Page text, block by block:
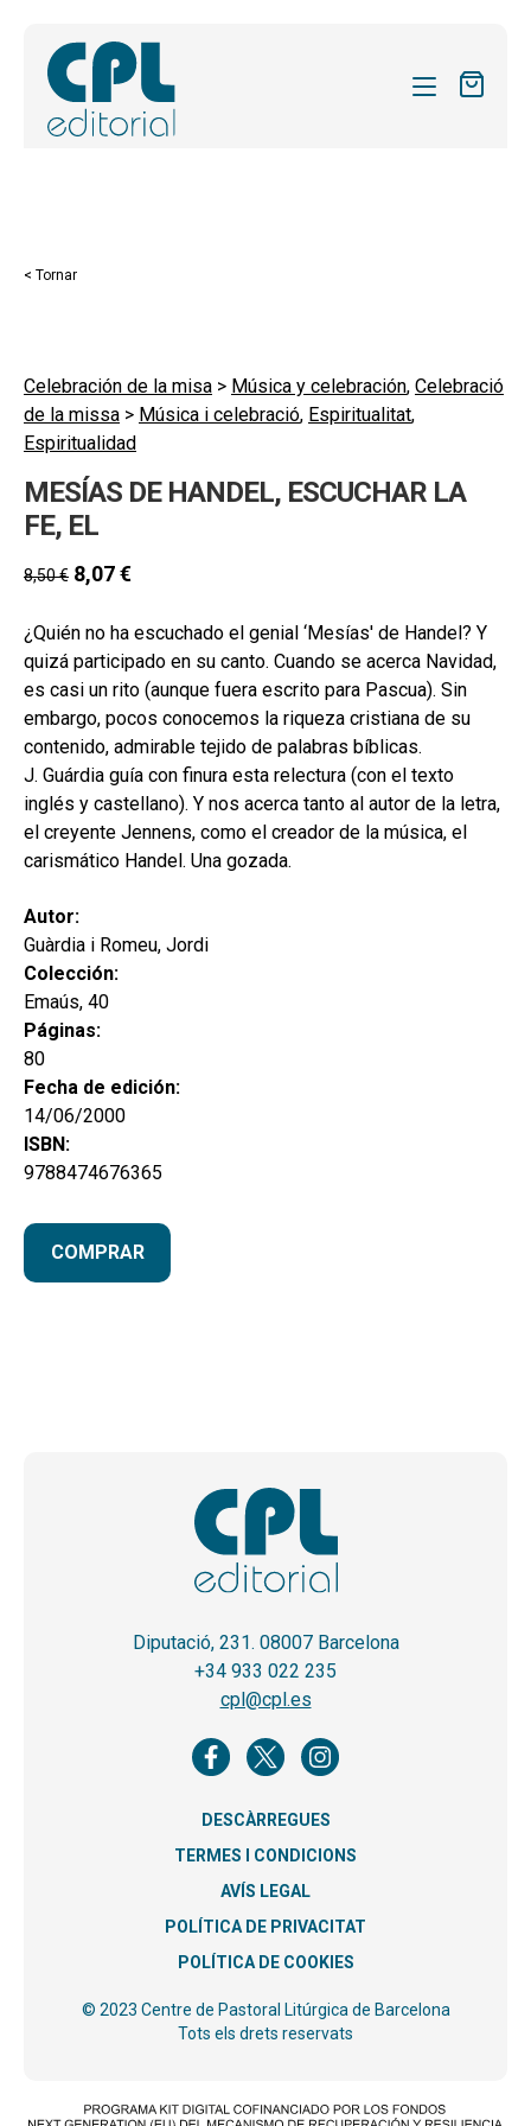
REVISTES
el
ACTUALITAT
BLOG
CONTACTE
CAT
ESP
< Tornar
Celebración de la misa > Música y celebración, Celebració
de la missa > Música i celebració, Espiritualitat,
Espiritualidad
MESÍAS DE HANDEL, ESCUCHAR LA
FE, EL
8,50€ 8,07€
¿Quién no ha escuchado el genial ‘Mesías' de Handel? Y
quizá participado en su canto. Cuando se acerca Navidad,
es casi un rito (aunque fuera escrito para Pascua). Sin
embargo, pocos conocemos la riqueza cristiana de su
contenido, admirable tejido de palabras bíblicas.
J. Guárdia guía con finura esta relectura (con el texto
inglés y castellano). Y nos acerca tanto al autor de la letra,
el creyente Jennens, como el creador de la música, el
carismático Handel. Una gozada.
Autor:
Guàrdia i Romeu, Jordi
Colección:
Emaús, 40
Páginas:
80
Fecha de edición:
14/06/2000
ISBN:
9788474676365
COMPRAR
Diputació, 231. 08007 Barcelona
+34 933 022 235
cpl@cpl.es
DESCÀRREGUES
TERMES I CONDICIONS
AVÍS LEGAL
POLÍTICA DE PRIVACITAT
POLÍTICA DE COOKIES
© 2023 Centre de Pastoral Litúrgica de Barcelona
Tots els drets reservats